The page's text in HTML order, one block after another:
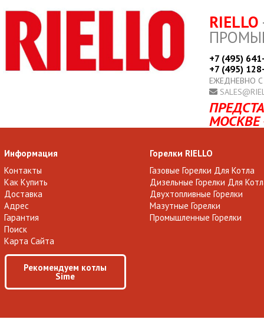
RIELLO
+7 (495)
+7 (495)
ЕЖЕДНЕВНО
МОСКВЕ
Информация
Контакты
Как Купить
Доставка
Адрес
Гарантия
Поиск
Карта Сайта
Рекомендуем котлы
Sime
Горелки RIELLO
Газовые Горелки Для Котла
Дизельные Горелки Для
Двухтопливные Горелки
Мазутные Горелки
Промышленные Горелки